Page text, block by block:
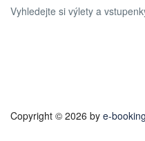
Vyhledejte si výlety a
Copyright © 2026 by e-